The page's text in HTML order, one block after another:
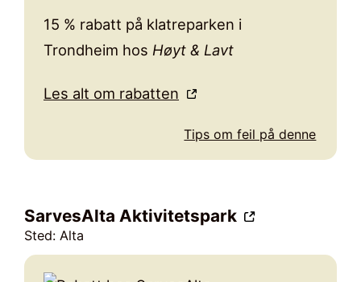
15 % rabatt på klatreparken i
Trondheim hos Høyt & Lavt
Les alt om rabatten
Tips om feil på denne
SarvesAlta Aktivitetspark
Sted: Alta